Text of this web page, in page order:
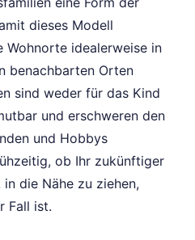
dieses Modell
idealerweise in
benachbarten Orten
sind weder für das Kind
und erschweren den
und Hobbys
ob Ihr zukünftiger
die Nähe zu ziehen,
Fall ist.